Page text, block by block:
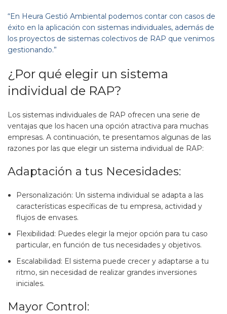
“En Heura Gestió Ambiental podemos contar con casos de
éxito en la aplicación con sistemas individuales, además de
los proyectos de sistemas colectivos de RAP que venimos
gestionando.”
¿Por qué elegir un sistema
individual de RAP?
Los sistemas individuales de RAP ofrecen una serie de
ventajas que los hacen una opción atractiva para muchas
empresas. A continuación, te presentamos algunas de las
razones por las que elegir un sistema individual de RAP:
Adaptación a tus Necesidades:
Personalización: Un sistema individual se adapta a las
características específicas de tu empresa, actividad y
flujos de envases.
Flexibilidad: Puedes elegir la mejor opción para tu caso
particular, en función de tus necesidades y objetivos.
Escalabilidad: El sistema puede crecer y adaptarse a tu
ritmo, sin necesidad de realizar grandes inversiones
iniciales.
Mayor Control: